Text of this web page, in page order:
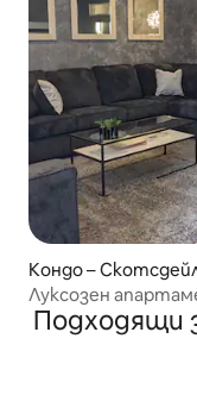
Кондо –
Луксозен
Отопляем басейн
Подходящи